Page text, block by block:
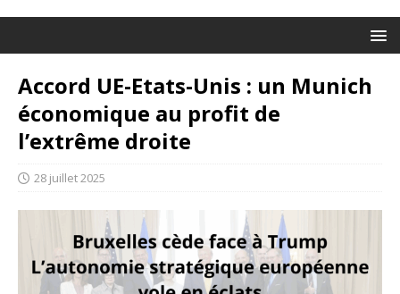
Accord UE-Etats-Unis : un Munich
économique au profit de
l’extrême droite
28 juillet 2025